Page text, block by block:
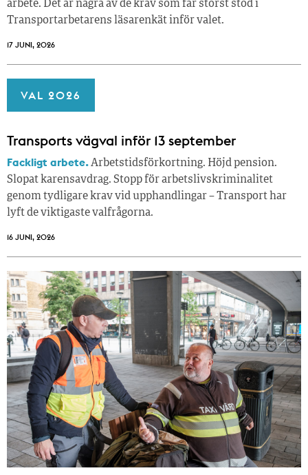
arbete. Det är några av de krav som får störst stöd i
Transportarbetarens läsar­enkät inför valet.
17 JUNI, 2026
VAL 2026
Transports vägval inför 13 september
Fackligt arbete.Arbetstidsförkortning. Höjd pension.
Slopat karensavdrag. Stopp för arbetslivskriminalitet
genom tydligare krav vid upphandlingar – Transport har
lyft de viktigaste valfrågorna.
16 JUNI, 2026